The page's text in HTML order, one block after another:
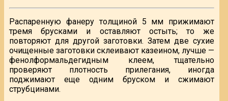
Распаренную фанеру толщиной 5 мм прижимают
тремя брусками и оставляют остыть; то же
повторяют для другой заготовки. Затем две сухие
очищенные заготовки склеивают казеином, лучше —
фенолформальдегидным клеем, тщательно
проверяют плотность прилегания, иногда
поджимают еще одним бруском и сжимают
струбцинами.